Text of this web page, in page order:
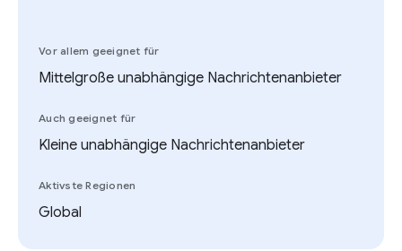
Vor allem geeignet für
Mittelgroße unabhängige Nachrichtenanbieter
Auch geeignet für
Kleine unabhängige Nachrichtenanbieter
Aktivste Regionen
Global